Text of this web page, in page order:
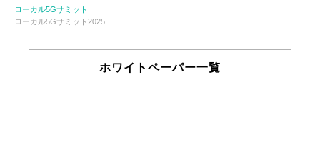
ローカル5Gサミット
ローカル5Gサミット2025
ホワイトペーパー一覧